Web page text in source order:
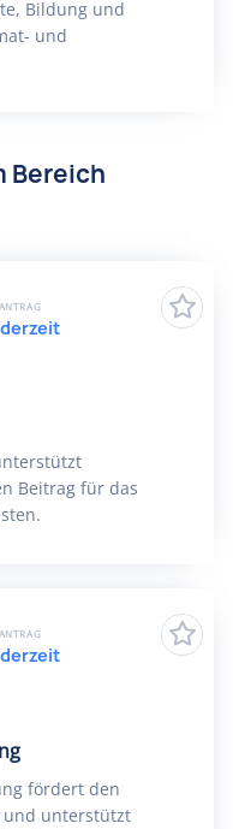
Bildung und
und
Bereich
Beitrag für das
ANTRAG
fördert den
und unterstützt
ANTRAG